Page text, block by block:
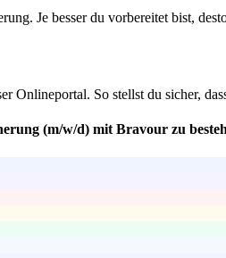
Je besser du vorbereitet bist,
Onlineportal. So stellst du sicher,
(m/w/d) mit Bravour zu